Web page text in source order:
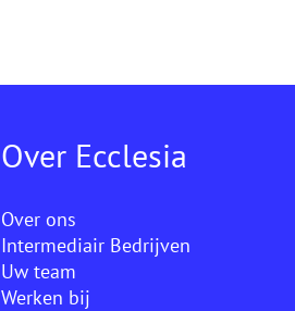
Over Ecclesia
Over ons
Intermediair Bedrijven
Uw team
Werken bij